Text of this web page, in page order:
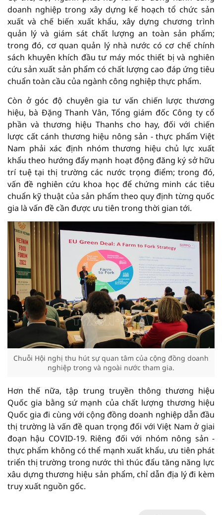
doanh nghiệp trong xây dựng kế hoạch tổ chức sản
xuất và chế biến xuất khẩu, xây dựng chương trình
quản lý và giám sát chất lượng an toàn sản phẩm;
trong đó, cơ quan quản lý nhà nước có cơ chế chính
sách khuyên khích đầu tư máy móc thiết bị và nghiên
cứu sản xuất sản phẩm có chất lượng cao đáp ứng tiêu
chuẩn toàn cầu của ngành công nghiệp thực phẩm.
Còn ở góc độ chuyên gia tư vấn chiến lược thương
hiệu, bà Đặng Thanh Vân, Tổng giám đốc Công ty cổ
phần và thương hiệu Thanhs cho hay, đối với chiến
lược cất cánh thương hiệu nông sản - thực phẩm Việt
Nam phải xác định nhóm thương hiệu chủ lực xuất
khẩu theo hướng đẩy mạnh hoạt động đăng ký sở hữu
trí tuệ tại thị trường các nước trọng điểm; trong đó,
vấn đề nghiên cứu khoa học để chứng minh các tiêu
chuẩn kỹ thuật của sản phẩm theo quy định từng quốc
gia là vấn đề cần được ưu tiên trong thời gian tới.
Chuỗi Hội nghị thu hút sự quan tâm của cộng đồng doanh
nghiệp trong và ngoài nước tham gia.
Hơn thế nữa, tập trung truyền thông thương hiệu
Quốc gia bằng sứ mạnh của chất lượng thương hiệu
Quốc gia đi cùng với cộng đồng doanh nghiệp dẫn đầu
thị trường là vấn đề quan trọng đối với Việt Nam ở giai
đoạn hậu COVID-19. Riêng đối với nhóm nông sản -
thực phẩm không có thể mạnh xuất khẩu, ưu tiên phát
triển thị trường trong nước thì thúc đẩu tăng năng lực
xâu dựng thương hiệu sản phẩm, chỉ dẫn địa lý đi kèm
truy xuất nguồn gốc.